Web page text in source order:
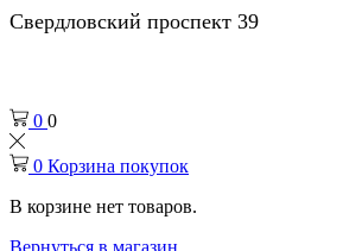
Свердловский проспект 39
0 0
0 Корзина покупок
В корзине нет товаров.
Вернуться в магазин